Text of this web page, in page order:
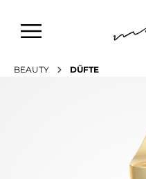
BEAUTY DÜFTE